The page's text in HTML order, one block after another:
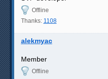
Offline
Thanks: 1108
alekmyac
Member
Offline